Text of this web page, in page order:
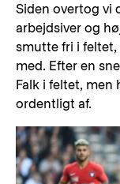
Siden overtog vi
arbejdsiver og
smutte fri i
med. Efter en
Falk i feltet, men
ordentligt af.